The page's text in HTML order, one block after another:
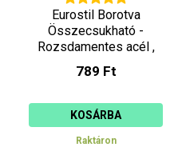
Eurostil Borotva
Összecsukható -
Rozsdamentes acél ,
Fekete 00698
789 Ft
KOSÁRBA
Raktáron